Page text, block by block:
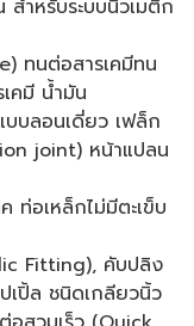
ำหรับระบบนิวเมติก
ทนต่อสารเคมีทน
คมี น้ำมัน
บบลอนเดี่ยว เฟล็ก
joint) หน้าแปลน
ท่อเหล็กไม่มีตะเข็บ
Fitting), คับปลิง
เปิ้ล ชนิดเกลียวนิ้ว